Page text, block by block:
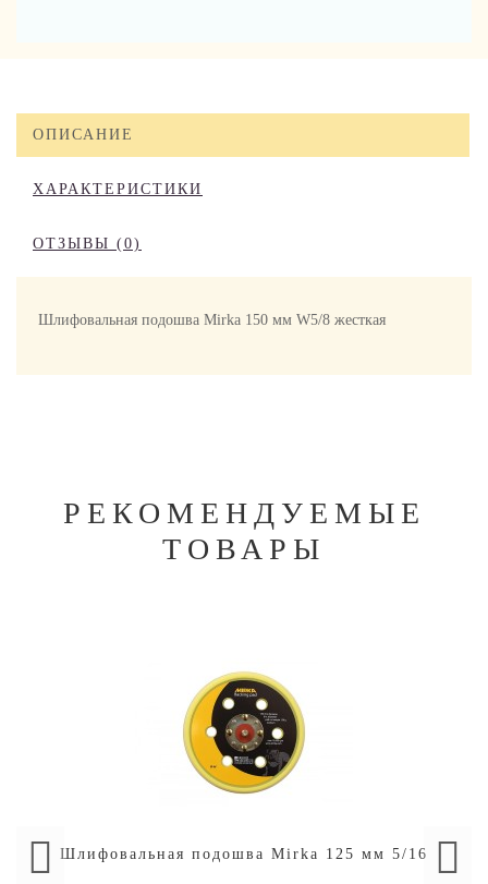
ОПИСАНИЕ
ХАРАКТЕРИСТИКИ
ОТЗЫВЫ (0)
Шлифовальная подошва Mirka 150 мм W5/8 жесткая
РЕКОМЕНДУЕМЫЕ
ТОВАРЫ
Шлифовальная подошва Mirka 125 мм 5/16